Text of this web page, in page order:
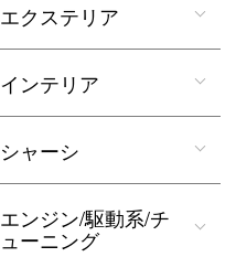
エクステリア
インテリア
シャーシ
エンジン/駆動系/チ
ューニング